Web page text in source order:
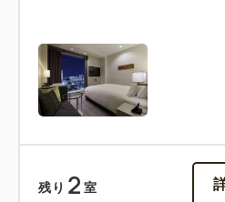
残り 2 室